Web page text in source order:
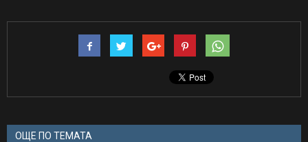
ОЩЕ ПО ТЕМАТА